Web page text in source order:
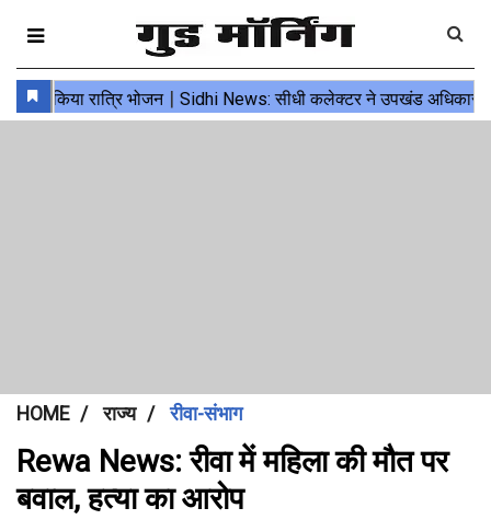
HOME राज्य रीवा-संभाग
Rewa News: रीवा में महिला की मौत पर
बवाल, हत्या का आरोप